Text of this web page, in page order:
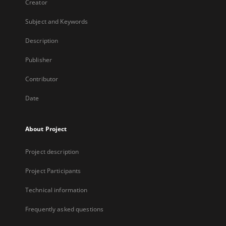
Creator
Subject and Keywords
Description
Publisher
Contributor
Date
About Project
Project description
Project Participants
Technical information
Frequently asked questions